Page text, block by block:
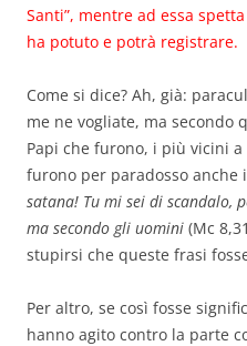
Santi”, mentre ad essa
ha potuto e potrà registrare.
Come si dice? Ah, già:
me ne vogliate, ma secondo
Papi che furono, i più vicini
furono per paradosso anche
satana! Tu mi sei di scandalo,
ma secondo gli uomini (Mc
stupirsi che queste frasi
Per altro, se così fosse
hanno agito contro la parte